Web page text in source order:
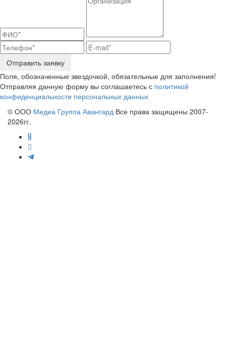
Отправить заявку
Поля, обозначенные звездочкой, обязательные для заполнения!
Отправляя данную форму вы соглашаетесь с политикой
конфиденциальности персональных данных
© ООО Медиа Группа Авангард Все права защищены 2007-
2026гг.